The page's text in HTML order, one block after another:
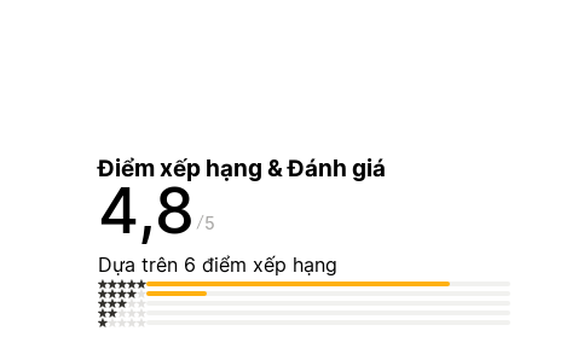
Điểm xếp hạng & Đánh giá
4,8 5
Dựa trên 6 điểm xếp hạng